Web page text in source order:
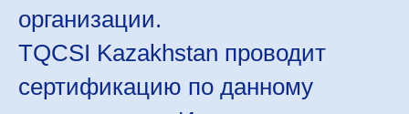
организации.
TQCSI Kazakhstan проводит
сертификацию по данному